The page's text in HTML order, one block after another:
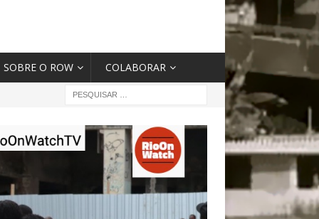
SOBRE O ROW COLABORAR